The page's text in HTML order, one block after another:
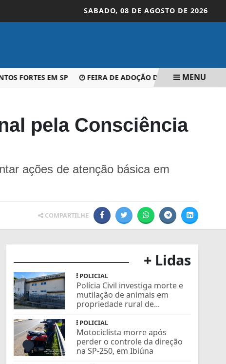
SABADO, 08 DE AGOSTO DE 2026
FORTES EM SP FEIRA DE ADOÇÃO DO CANIL SERÁ NESTE
MENU
pela Consciência
ações de atenção básica em
COMPARTILHE
+ Lidas
POLICIAL
Polícia Civil investiga morte e
mutilação de animais em
propriedade rural de...
POLICIAL
Motociclista morre após
perder o controle da direção
na SP-250, em Ibiúna